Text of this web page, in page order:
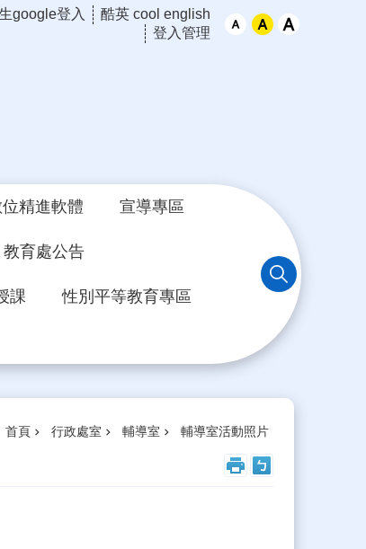
google登入
酷英 cool english
登入管理
精進軟體 宣導專區
教育處公告
課 性別平等教育專區
首頁 行政處室 輔導室 輔導室活動照片